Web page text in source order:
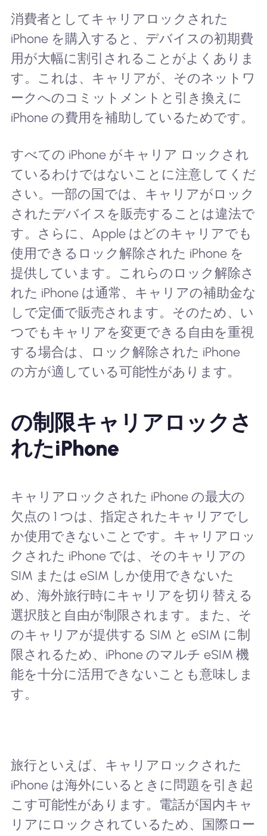
消費者としてキャリアロックされた
iPhone を購入すると、デバイスの初期費
用が大幅に割引されることがよくありま
す。これは、キャリアが、そのネットワ
ークへのコミットメントと引き換えに
iPhone の費用を補助しているためです。
すべての iPhone がキャリア ロックされ
ているわけではないことに注意してくだ
さい。一部の国では、キャリアがロック
されたデバイスを販売することは違法で
す。さらに、Apple はどのキャリアでも
使用できるロック解除された iPhone を
提供しています。これらのロック解除さ
れた iPhone は通常、キャリアの補助金な
しで定価で販売されます。そのため、い
つでもキャリアを変更できる自由を重視
する場合は、ロック解除された iPhone
の方が適している可能性があります。
の制限キャリアロックさ
れたiPhone
キャリアロックされた iPhone の最大の
欠点の 1 つは、指定されたキャリアでし
か使用できないことです。キャリアロッ
クされた iPhone では、そのキャリアの
SIM または eSIM しか使用できないた
め、海外旅行時にキャリアを切り替える
選択肢と自由が制限されます。また、そ
のキャリアが提供する SIM と eSIM に制
限されるため、iPhone のマルチ eSIM 機
能を十分に活用できないことも意味しま
す。
旅行といえば、キャリアロックされた
iPhone は海外にいるときに問題を引き起
こす可能性があります。電話が国内キャ
リアにロックされているため、国際ロー